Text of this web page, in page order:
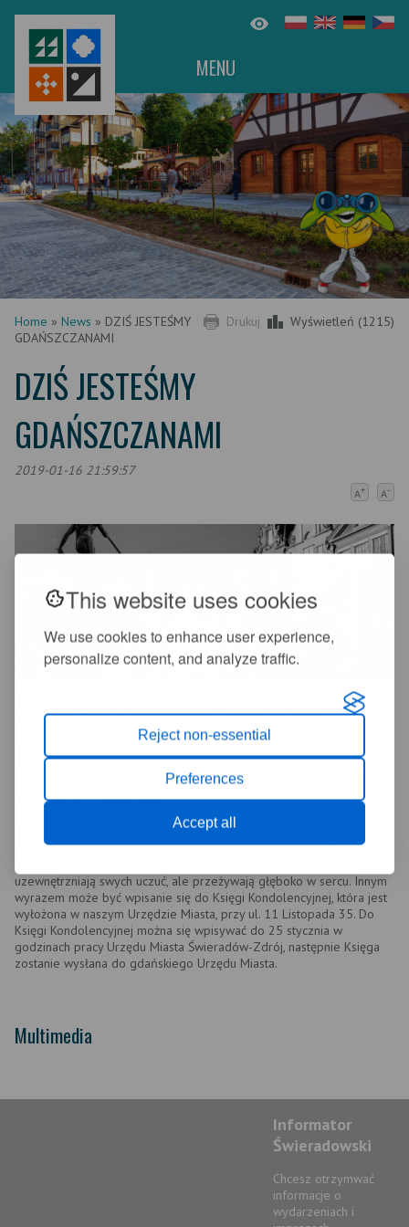
This website uses cookies
We use cookies to enhance user experience,
personalize content, and analyze traffic.
Reject non-essential
Preferences
Accept all
MENU
Drukuj Wyświetleń (1215)
Home » News » DZIŚ JESTEŚMY
GDAŃSZCZANAMI
DZIŚ JESTEŚMY
GDAŃSZCZANAMI
2019-01-16 21:59:57
A+ A-
Świeradów-Zdrój wyraża najgłębsze współczucie rodzinie
zamordowanego Prezydenta przyjaciołom, najbliższym oraz
mieszkańcom.
Wraz z Gdańskiem i całą Polską jesteśmy pogrążeni w żalu, jednocząc
i mówimy za Prezydentem
Drodzy Mieszkańcy, Turyści, Goście naszego miasta,
każdy z nas na swój sposób przeżywa niedawną tragedię, która
uzewnętrzniają swych uczuć, ale przeżywają głęboko w sercu. Innym
wyrazem może być wpisanie się do Księgi Kondolencyjnej, która jest
wyłożona w naszym Urzędzie Miasta, przy ul. 11 Listopada 35. Do
Księgi Kondolencyjnej można się wpisywać do 25 stycznia w
godzinach pracy Urzędu Miasta Świeradów-Zdrój, następnie Księga
zostanie wysłana do gdańskiego Urzędu Miasta.
Multimedia
Informator
Świeradowski
Chcesz otrzymwać
informacje o
wydarzeniach i